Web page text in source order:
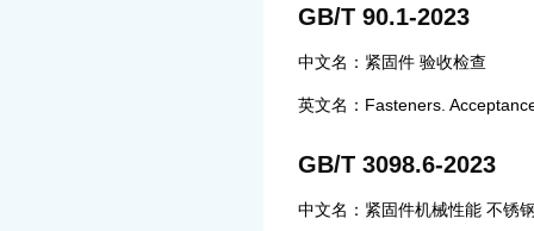
GB/T 90.1-2023
中文名：紧固件 验收检查
英文名：Fasteners.
GB/T 3098.6-2023
中文名：紧固件机械性能 不锈